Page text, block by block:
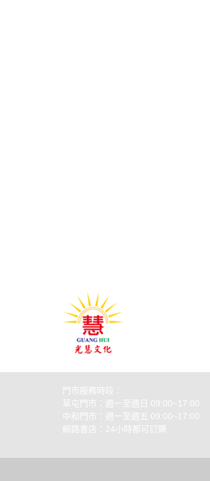
門市服務時段：
草屯門市：週一至週日 09:00~17:00
中和門市：週一至週五 09:00~17:00
綱路書店：24小時都可訂購